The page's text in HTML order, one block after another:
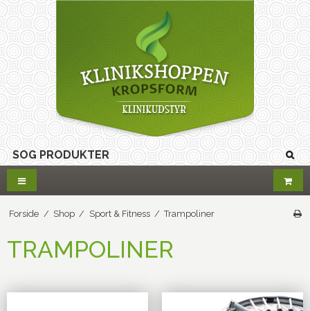
Forside / Shop / Sport & Fitness / Trampoliner
TRAMPOLINER